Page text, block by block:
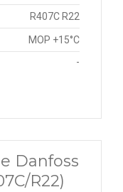
R407C R22
MOP +15°C
-
Danfoss
R22)